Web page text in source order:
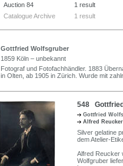
Auction 84
1 result
Catalogue Archive
1 result
Gottfried Wolfsgruber
1859 Köln – unbekannt
Fotograf und Fotofachhändler. 1883
in Olten, ab 1905 in Zürich. Wurde mit
548
Gottfried
Alfred
Silver gelatine
dem Atelier-
Alfred Reucker
Wolfgruber